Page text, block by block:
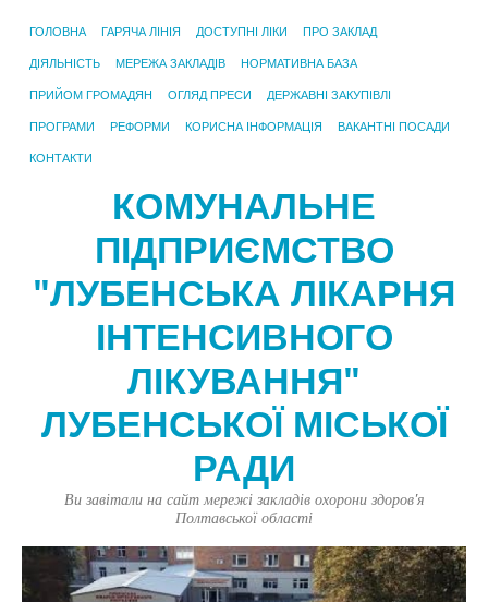
ГОЛОВНА ГАРЯЧА ЛІНІЯ ДОСТУПНІ ЛІКИ ПРО ЗАКЛАД
ДІЯЛЬНІСТЬ МЕРЕЖА ЗАКЛАДІВ НОРМАТИВНА БАЗА
ПРИЙОМ ГРОМАДЯН ОГЛЯД ПРЕСИ ДЕРЖАВНІ ЗАКУПІВЛІ
ПРОГРАМИ РЕФОРМИ КОРИСНА ІНФОРМАЦІЯ ВАКАНТНІ ПОСАДИ
КОНТАКТИ
КОМУНАЛЬНЕ
ПІДПРИЄМСТВО
"ЛУБЕНСЬКА ЛІКАРНЯ
ІНТЕНСИВНОГО
ЛІКУВАННЯ"
ЛУБЕНСЬКОЇ МІСЬКОЇ
РАДИ
Ви завітали на сайт мережі закладів охорони здоров'я
Полтавської області